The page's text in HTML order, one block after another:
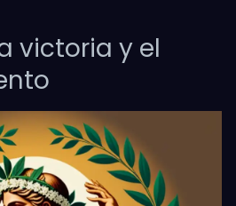
victoria y el